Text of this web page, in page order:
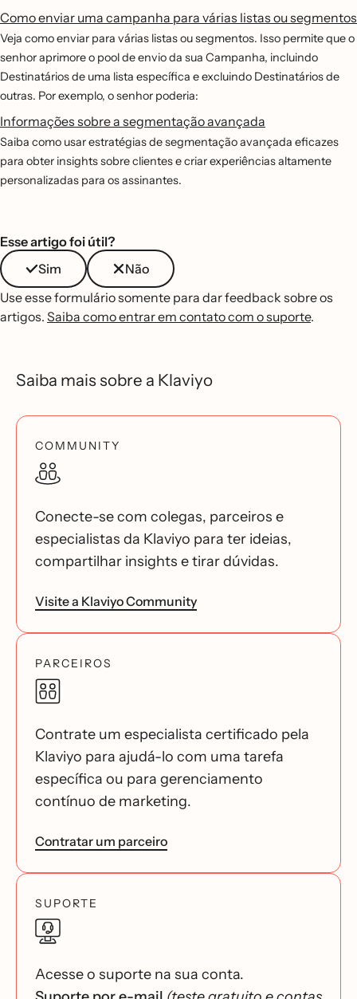
Como enviar uma campanha para várias listas ou segmentos
Veja como enviar para várias listas ou segmentos. Isso permite que o
senhor aprimore o pool de envio da sua Campanha, incluindo
Destinatários de uma lista específica e excluindo Destinatários de
outras. Por exemplo, o senhor poderia:
Informações sobre a segmentação avançada
Saiba como usar estratégias de segmentação avançada eficazes
para obter insights sobre clientes e criar experiências altamente
personalizadas para os assinantes.
Esse artigo foi útil?
Sim
Não
Use esse formulário somente para dar feedback sobre os
artigos. Saiba como entrar em contato com o suporte.
Saiba mais sobre a Klaviyo
COMMUNITY
Conecte-se com colegas, parceiros e
especialistas da Klaviyo para ter ideias,
compartilhar insights e tirar dúvidas.
Visite a Klaviyo Community
PARCEIROS
Contrate um especialista certificado pela
Klaviyo para ajudá-lo com uma tarefa
específica ou para gerenciamento
contínuo de marketing.
Contratar um parceiro
SUPORTE
Acesse o suporte na sua conta.